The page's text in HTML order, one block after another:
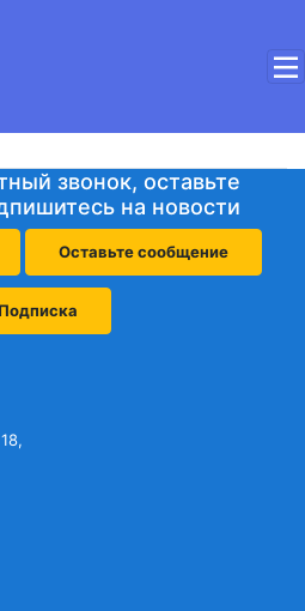
звонок, оставьте
на новости
Оставьте сообщение
Подписка